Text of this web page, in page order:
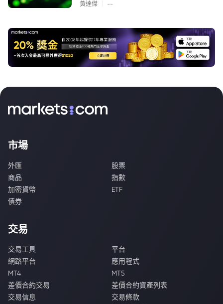
黃達傑 --
市場
外匯
股票
商品
指數
加密貨幣
ETF
債券
交易
交易工具
平台
網路平台
應用程式
MT4
MT5
差價合約交易
差價合約資產列表
交易信息
交易條款